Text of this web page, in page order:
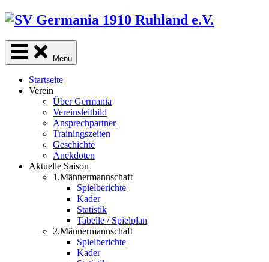
Skip
content
Menu
Startseite
Verein
Über Germania
Vereinsleitbild
Ansprechpartner
Trainingszeiten
Geschichte
Anekdoten
Aktuelle Saison
1.Männermannschaft
Spielberichte
Kader
Statistik
Tabelle / Spielplan
2.Männermannschaft
Spielberichte
Kader